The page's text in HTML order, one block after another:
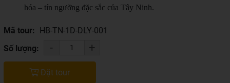
hóa – tín ngưỡng đặc sắc của Tây Ninh.
Mã tour:
HB-TN-1D-DLY-001
Số lượng:
- +
Đặt tour